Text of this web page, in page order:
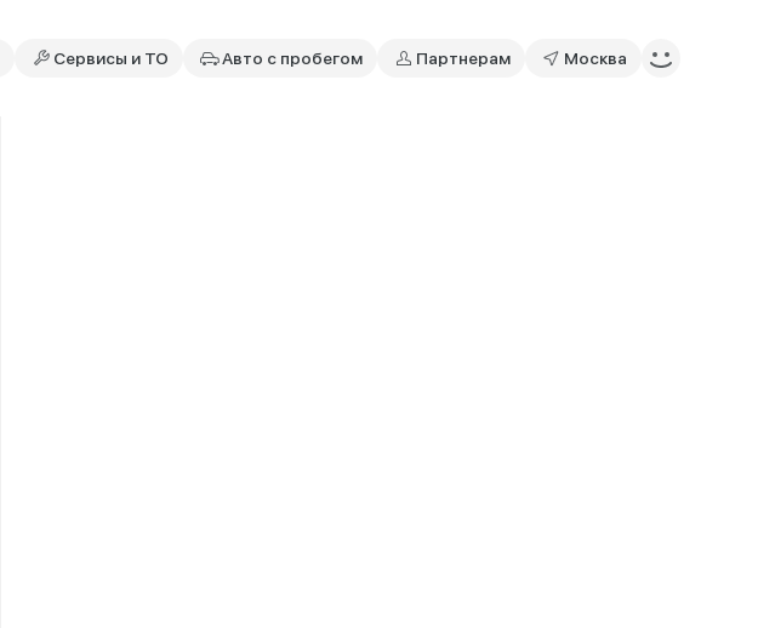
Сервисы и ТО Авто с пробегом Партнерам Москва